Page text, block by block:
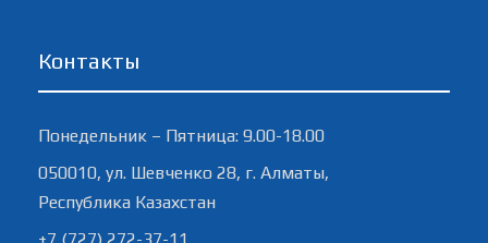
Контакты
Понедельник – Пятница: 9.00-18.00
050010, ул. Шевченко 28, г. Алматы,
Республика Казахстан